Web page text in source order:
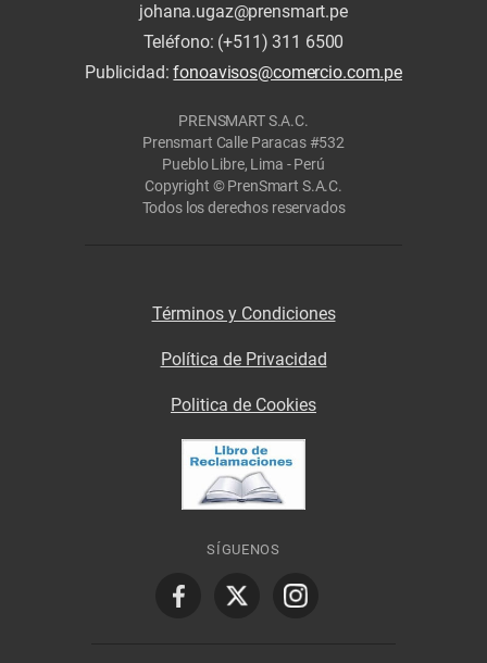
johana.ugaz@prensmart.pe
Teléfono: (+511) 311 6500
Publicidad:fonoavisos@comercio.com.pe
PRENSMART S.A.C.
Prensmart Calle Paracas #532
Pueblo Libre, Lima - Perú
Copyright © PrenSmart S.A.C.
Todos los derechos reservados
Términos y Condiciones
Política de Privacidad
Politica de Cookies
SÍGUENOS